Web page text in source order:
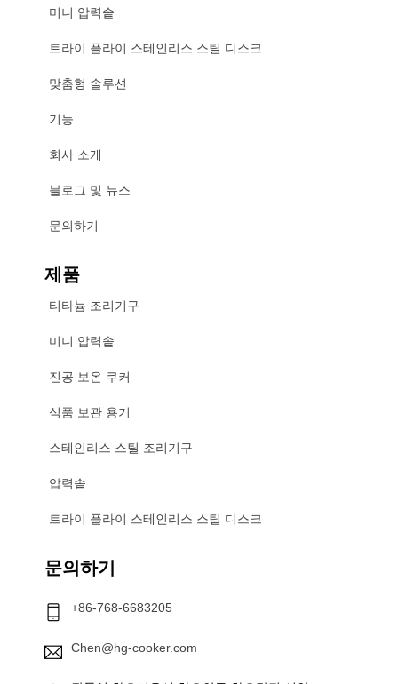
미니 압력솥
트라이 플라이 스테인리스 스틸 디스크
맞춤형 솔루션
기능
회사 소개
블로그 및 뉴스
문의하기
제품
티타늄 조리기구
미니 압력솥
진공 보온 쿠커
식품 보관 용기
스테인리스 스틸 조리기구
압력솥
트라이 플라이 스테인리스 스틸 디스크
문의하기
+86-768-6683205
Chen@hg-cooker.com